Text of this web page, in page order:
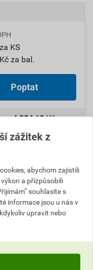
KS
za bal.
Poptat
za4 284,19Kčs
zážitek z
abychom zajistili
a přizpůsobili
souhlasíte s
informace jsou u nás v
upravit nebo